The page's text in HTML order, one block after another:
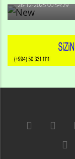
26-12-2025 00:54:29